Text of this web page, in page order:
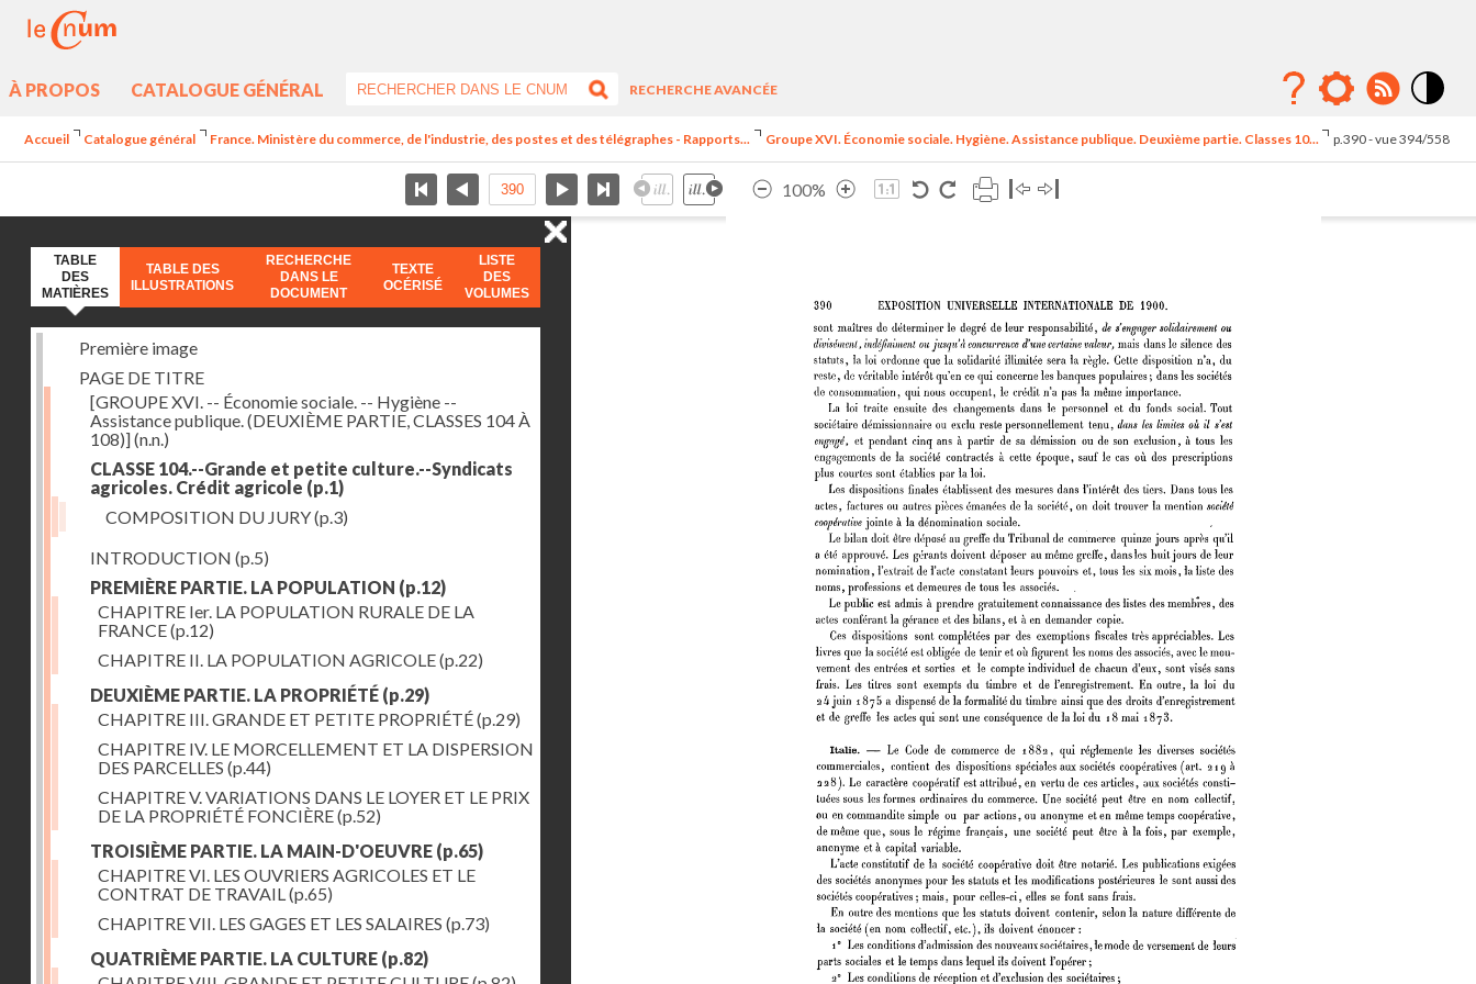
À PROPOS CATALOGUE GÉNÉRAL
RECHERCHE AVANCÉE
élévé
Accueil Catalogue général France. Ministère du commerce, de l'industrie, des postes et des télégraphes - Rapports... Groupe XVI. Économie sociale. Hygiène. Assistance publique. Deuxième partie. Classes 10... p.390 - vue 394/558
100%
TABLE
DES
MATIÈRES
TABLE DES
ILLUSTRATIONS
RECHERCHE
DANS LE
DOCUMENT
TEXTE
OCÉRISÉ
LISTE
DES
VOLUMES
Première image
PAGE DE TITRE
[GROUPE XVI. -- Économie sociale. -- Hygiène --
Assistance publique. (DEUXIÈME PARTIE, CLASSES 104 À
108)](n.n.)
CLASSE 104.--Grande et petite culture.--Syndicats
agricoles. Crédit agricole (p.1)
COMPOSITION DU JURY(p.3)
INTRODUCTION (p.5)
PREMIÈRE PARTIE. LA POPULATION (p.12)
CHAPITRE Ier. LA POPULATION RURALE DE LA
FRANCE(p.12)
CHAPITRE II. LA POPULATION AGRICOLE(p.22)
DEUXIÈME PARTIE. LA PROPRIÉTÉ (p.29)
CHAPITRE III. GRANDE ET PETITE PROPRIÉTÉ(p.29)
CHAPITRE IV. LE MORCELLEMENT ET LA DISPERSION
DES PARCELLES (p.44)
CHAPITRE V. VARIATIONS DANS LE LOYER ET LE PRIX
DE LA PROPRIÉTÉ FONCIÈRE(p.52)
TROISIÈME PARTIE. LA MAIN-D'OEUVRE (p.65)
CHAPITRE VI. LES OUVRIERS AGRICOLES ET LE
CONTRAT DE TRAVAIL(p.65)
CHAPITRE VII. LES GAGES ET LES SALAIRES (p.73)
QUATRIÈME PARTIE. LA CULTURE (p.82)